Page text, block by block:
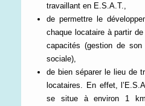
travaillant en E.S.A.T.,
de permettre le
chaque locataire à partir
capacités (gestion de
sociale),
de bien séparer le lieu de
locataires. En effet,
se situe à environ 1